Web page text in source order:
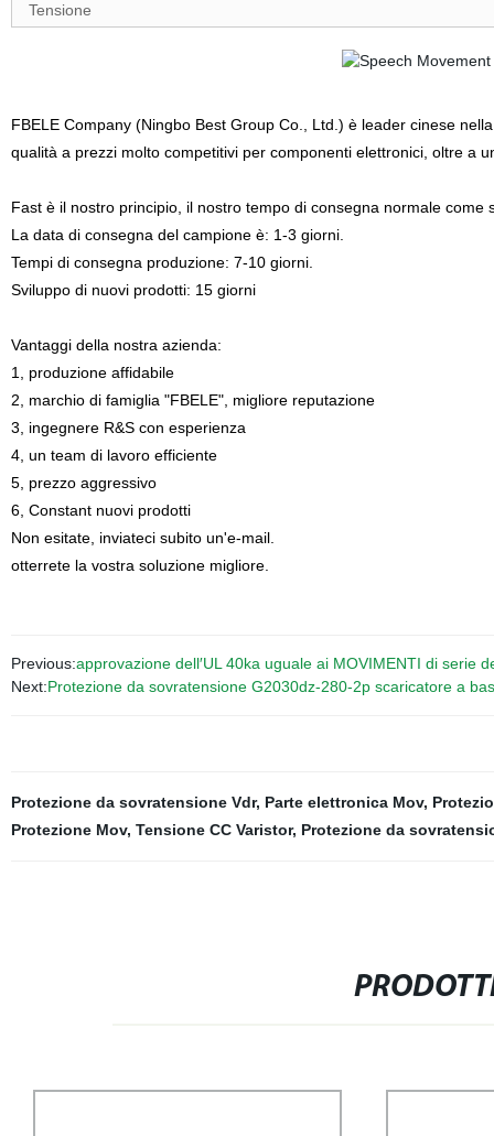
Tensione
FBELE Company (Ningbo Best Group Co., Ltd.) è leader cinese
qualità a prezzi molto competitivi per componenti elettronici, oltre a
Fast è il nostro principio, il nostro tempo di consegna normale come
La data di consegna del campione è: 1-3 giorni.
Tempi di consegna produzione: 7-10 giorni.
Sviluppo di nuovi prodotti: 15 giorni
Vantaggi della nostra azienda:
1, produzione affidabile
2, marchio di famiglia "FBELE", migliore reputazione
3, ingegnere R&S con esperienza
4, un team di lavoro efficiente
5, prezzo aggressivo
6, Constant nuovi prodotti
Non esitate, inviateci subito un'e-mail.
otterrete la vostra soluzione migliore.
Previous:approvazione dell′UL 40ka uguale ai MOVIMENTI di serie
Next:Protezione da sovratensione G2030dz-280-2p scaricatore a
Protezione da sovratensione Vdr, Parte elettronica Mov,
Protezione Mov, Tensione CC Varistor, Protezione da